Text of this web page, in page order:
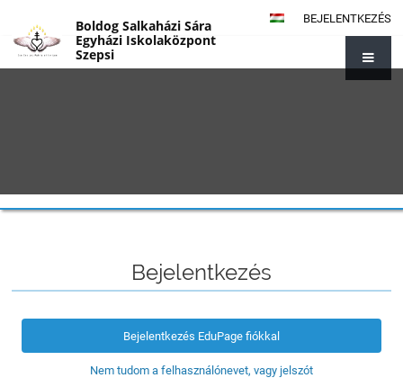
BEJELENTKEZÉS
Boldog Salkaházi Sára
Egyházi Iskolaközpont
Szepsi
Bejelentkezés
Bejelentkezés EduPage fiókkal
Nem tudom a felhasználónevet, vagy jelszót